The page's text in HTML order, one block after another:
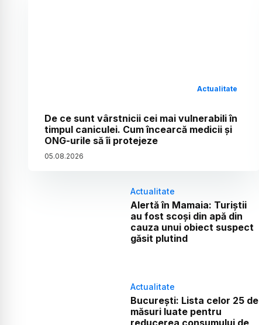
Actualitate
De ce sunt vârstnicii cei mai vulnerabili în
timpul caniculei. Cum încearcă medicii și
ONG-urile să îi protejeze
05.08.2026
Actualitate
Alertă în Mamaia: Turiștii
au fost scoși din apă din
cauza unui obiect suspect
găsit plutind
Actualitate
București: Lista celor 25 de
măsuri luate pentru
reducerea consumului de